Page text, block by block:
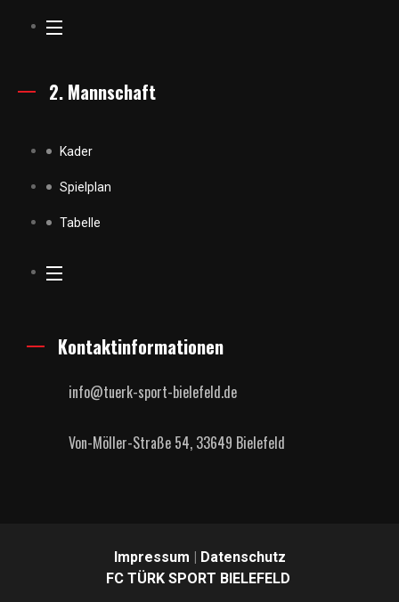
2. Mannschaft
Kader
Spielplan
Tabelle
Kontaktinformationen
info@tuerk-sport-bielefeld.de
Von-Möller-Straße 54, 33649 Bielefeld
Impressum | Datenschutz
FC TÜRK SPORT BIELEFELD